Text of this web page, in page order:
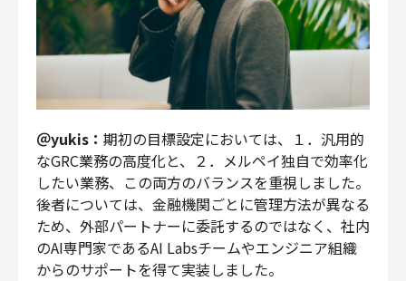
＠yukis： 期初の目標設定においては、１．汎用的
なGRC業務の高度化と、２．メルペイ独自で効率化
したい業務、この両方のバランスを重視しました。
後者については、金融機関ごとに管理方法が異なる
ため、外部パートナーに委託するのではなく、社内
のAI専門家であるAI Labsチームやエンジニア組織
からのサポートを得て実装しました。